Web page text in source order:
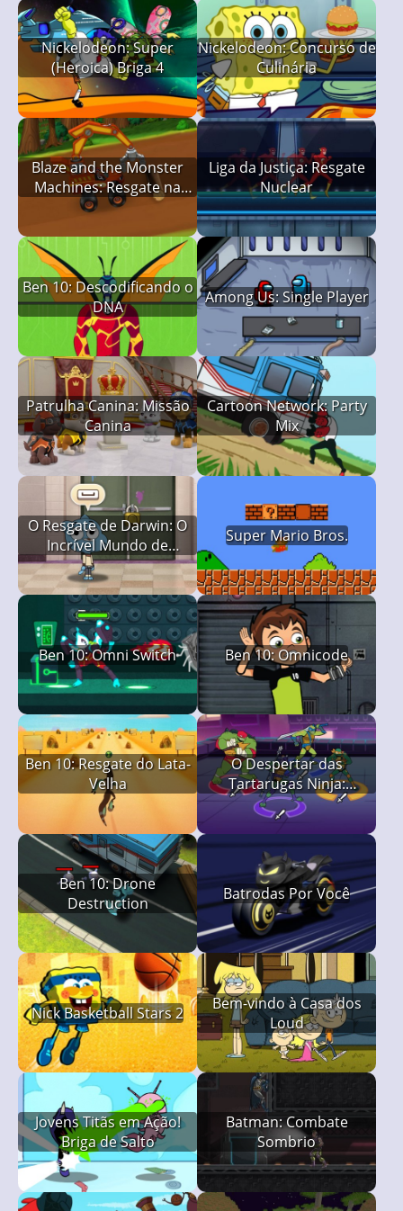
Nickelodeon: Super
(Heroica) Briga 4
Nickelodeon: Concurso de
Culinária
Blaze and the Monster
Machines: Resgate na
Montanha
Liga da Justiça: Resgate
Nuclear
Ben 10: Descodificando o
DNA
Among Us: Single Player
Patrulha Canina: Missão
Canina
Cartoon Network: Party
Mix
O Resgate de Darwin: O
Incrível Mundo de
Gumball
Super Mario Bros.
Ben 10: Omni Switch Ben 10: Omnicode
Ben 10: Resgate do Lata-
Velha
O Despertar das
Tartarugas Ninja:
Confronto na Cidade
Ben 10: Drone
Destruction
Batrodas Por Você
Nick Basketball Stars 2
Bem-vindo à Casa dos
Loud
Jovens Titãs em Ação!
Briga de Salto
Batman: Combate
Sombrio